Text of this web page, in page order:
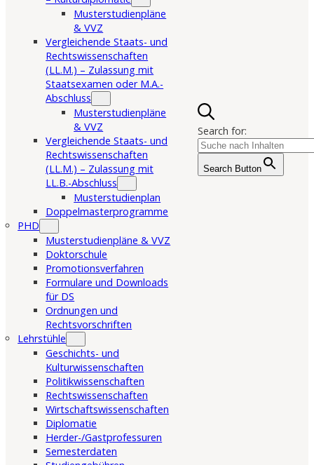
Musterstudienpläne
& VVZ
Vergleichende Staats- und
Rechtswissenschaften
(LL.M.) – Zulassung mit
Staatsexamen oder M.A.-
Abschluss
Musterstudienpläne
& VVZ
Vergleichende Staats- und
Rechtswissenschaften
(LL.M.) – Zulassung mit
LL.B.-Abschluss
Musterstudienplan
Doppelmasterprogramme
PHD
Musterstudienpläne & VVZ
Doktorschule
Promotionsverfahren
Formulare und Downloads
für DS
Ordnungen und
Rechtsvorschriften
Lehrstühle
Geschichts- und
Kulturwissenschaften
Politikwissenschaften
Rechtswissenschaften
Wirtschaftswissenschaften
Diplomatie
Herder-/Gastprofessuren
Semesterdaten
Search for:
Search Button